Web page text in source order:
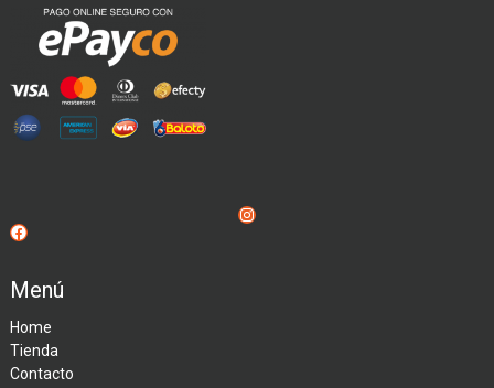
Instagram
Facebook
Menú
Home
Tienda
Contacto